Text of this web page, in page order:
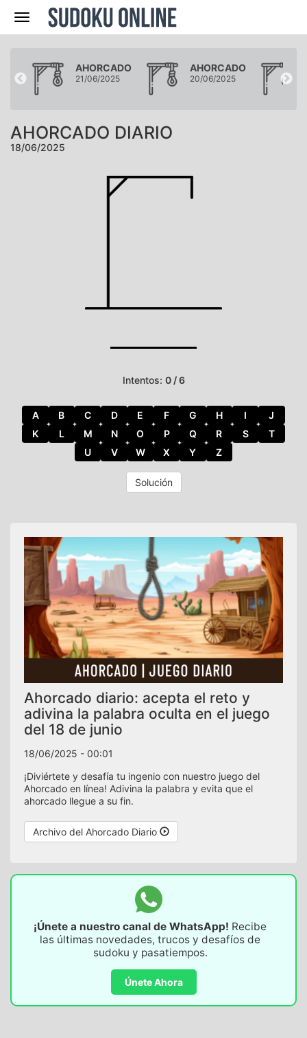
Navegación
AHORCADO
21/06/2025
AHORCADO
20/06/2025
AHORCADO DIARIO
18/06/2025
Intentos: 0 / 6
A B C D E F G H I
J
K
L M N O P Q R S
T
U
V W X Y Z
Solución
Ahorcado diario: acepta el reto y
adivina la palabra oculta en el juego
del 18 de junio
18/06/2025 - 00:01
¡Diviértete y desafía tu ingenio con nuestro juego del
Ahorcado en línea! Adivina la palabra y evita que el
ahorcado llegue a su fin.
Archivo del Ahorcado Diario
¡Únete a nuestro canal de WhatsApp! Recibe
las últimas novedades, trucos y desafíos de
sudoku y pasatiempos.
Únete Ahora